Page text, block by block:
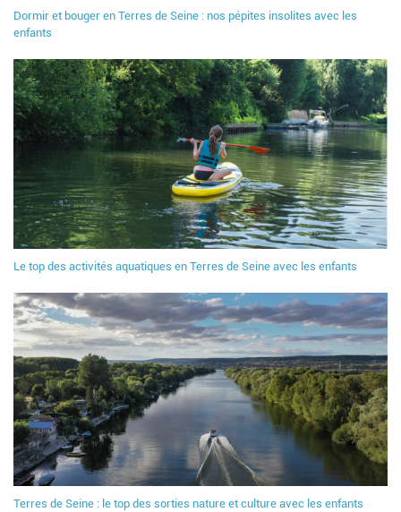
Dormir et bouger en Terres de Seine : nos pépites insolites avec les
enfants
Le top des activités aquatiques en Terres de Seine avec les enfants
Terres de Seine : le top des sorties nature et culture avec les enfants